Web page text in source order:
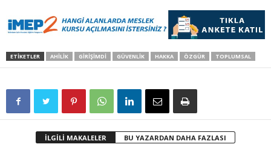
ETİKETLER AHILIK GIRIŞIMDI GÜVENLIK HAKKA ÖZGÜR TOPLUMSAL
İLGİLİ MAKALELER BU YAZARDAN DAHA FAZLASI